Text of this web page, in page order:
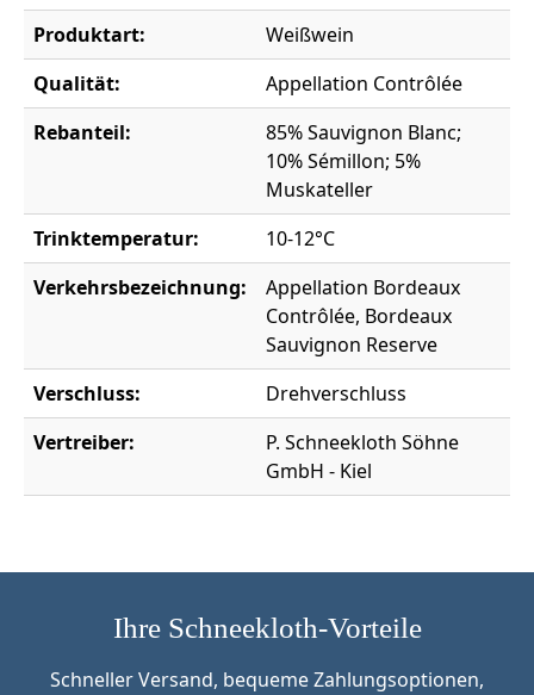
Produktart:
Weißwein
Qualität:
Appellation Contrôlée
Rebanteil:
85% Sauvignon Blanc;
10% Sémillon; 5%
Muskateller
Trinktemperatur:
10-12°C
Verkehrsbezeichnung:
Appellation Bordeaux
Contrôlée, Bordeaux
Sauvignon Reserve
Verschluss:
Drehverschluss
Vertreiber:
P. Schneekloth Söhne
GmbH - Kiel
Ihre Schneekloth-Vorteile
Schneller Versand, bequeme Zahlungsoptionen,